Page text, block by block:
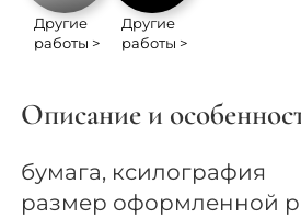
Другие
работы >
Другие
работы >
Описание и
бумага, ксилография
размер оформленной